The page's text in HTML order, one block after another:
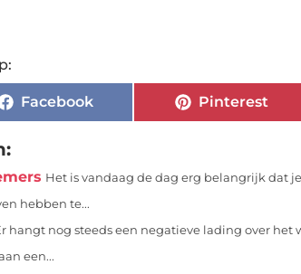
Facebook Pinterest
Het is vandaag de dag erg belangrijk dat
hebben te...
hangt nog steeds een negatieve lading over
een...